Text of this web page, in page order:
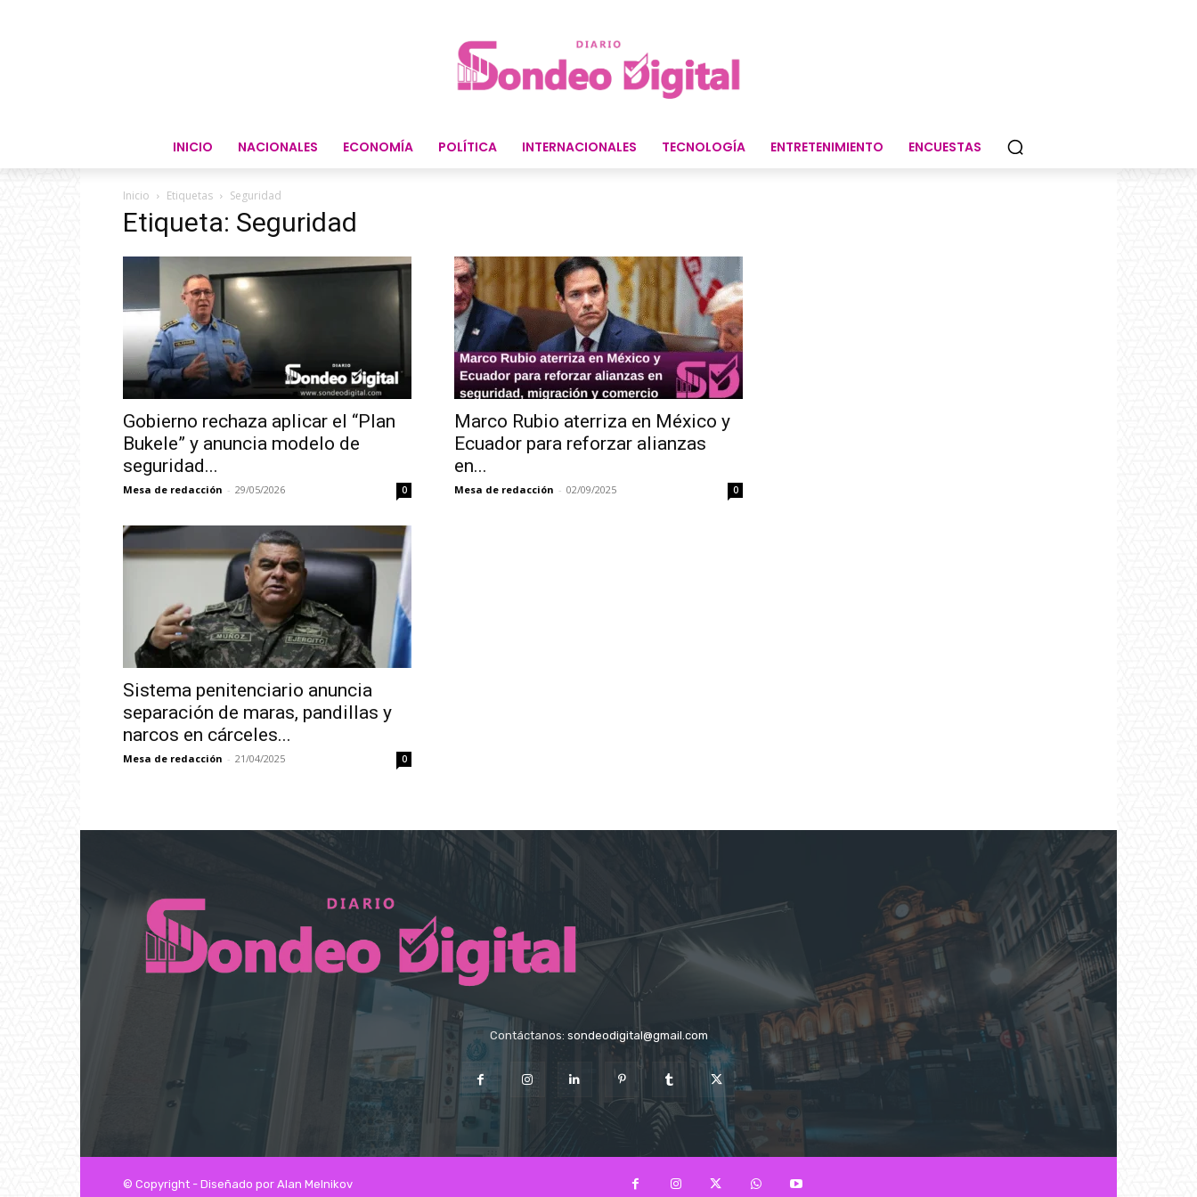
INICIO NACIONALES ECONOMÍA POLÍTICA INTERNACIONALES TECNOLOGÍA ENTRETENIMIENTO ENCUESTAS
Inicio Etiquetas Seguridad
Etiqueta: Seguridad
Gobierno rechaza aplicar el “Plan
Bukele” y anuncia modelo de
seguridad...
Mesa de redacción - 29/05/2026 0
Marco Rubio aterriza en México y
Ecuador para reforzar alianzas
en...
Mesa de redacción - 02/09/2025 0
Sistema penitenciario anuncia
separación de maras, pandillas y
narcos en cárceles...
Mesa de redacción - 21/04/2025 0
Contáctanos: sondeodigital@gmail.com
© Copyright - Diseñado por Alan Melnikov